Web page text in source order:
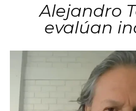
Alejandro
evalúan